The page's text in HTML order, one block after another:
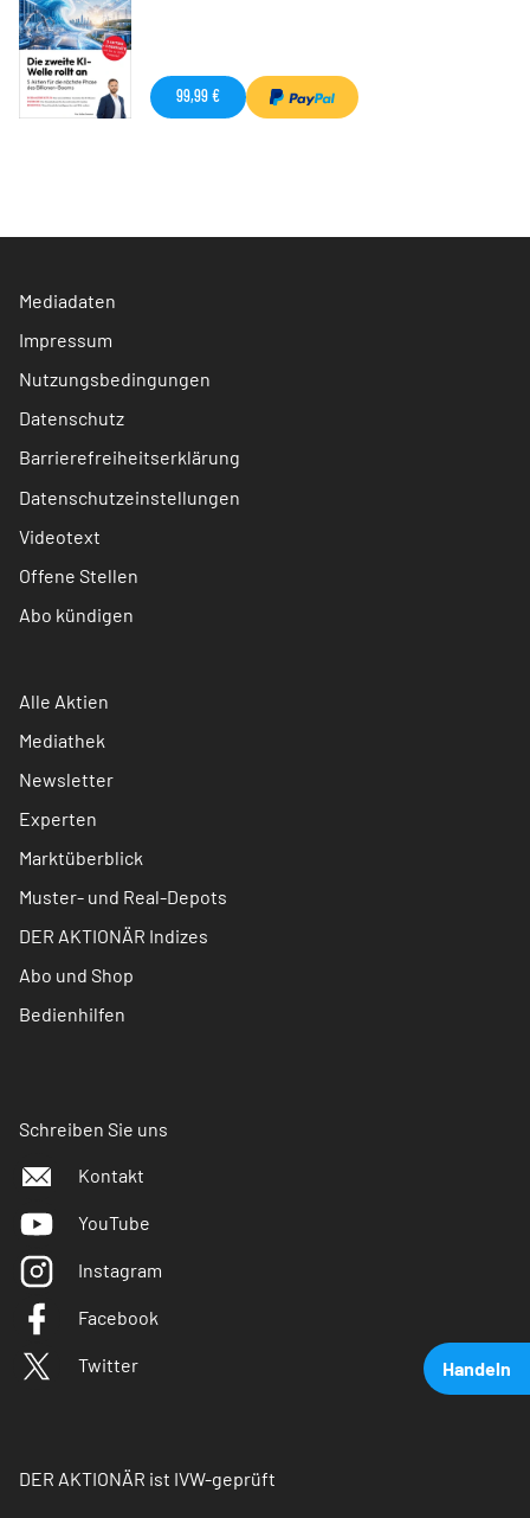
Handeln
99,99 €
Mediadaten
Impressum
Nutzungsbedingungen
Datenschutz
Barrierefreiheitserklärung
Datenschutzeinstellungen
Videotext
Offene Stellen
Abo kündigen
Alle Aktien
Mediathek
Newsletter
Experten
Marktüberblick
Muster- und Real-Depots
DER AKTIONÄR Indizes
Abo und Shop
Bedienhilfen
Schreiben Sie uns
Kontakt
YouTube
Instagram
Facebook
Twitter
DER AKTIONÄR ist IVW-geprüft